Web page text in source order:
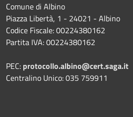
Comune di Albino
Piazza Libertà, 1 - 24021 - Albino
Codice Fiscale: 00224380162
Partita IVA: 00224380162
PEC: protocollo.albino@cert.saga.it
Centralino Unico: 035 759911